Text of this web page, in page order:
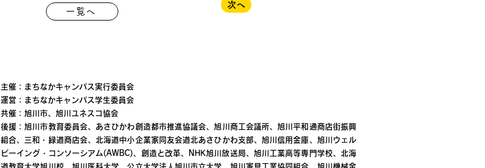
一覧へ
次へ
主催：まちなかキャンパス実行委員会
運営：まちなかキャンパス学生委員会
共催：旭川市、旭川ユネスコ協会
後援：旭川市教育委員会、あさひかわ創造都市推進協議会、旭川商工会議所、旭川平和通商店街振興
組合、三和・緑道商店会、北海道中小企業家同友会道北あさひかわ支部、旭川信用金庫、旭川ウェル
ビーイング・コンソーシアム(AWBC)、創造と改革、NHK旭川放送局、旭川工業高等専門学校、北海